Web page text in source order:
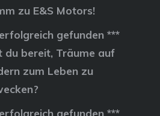
zu E&S Motors!
gefunden ***
du bereit, Träume auf
zum Leben zu
gefunden ***